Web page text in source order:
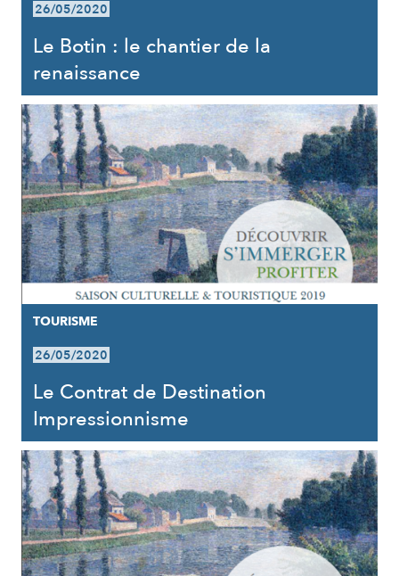
26/05/2020
Le Botin : le chantier de la
renaissance
TOURISME
26/05/2020
Le Contrat de Destination
Impressionnisme